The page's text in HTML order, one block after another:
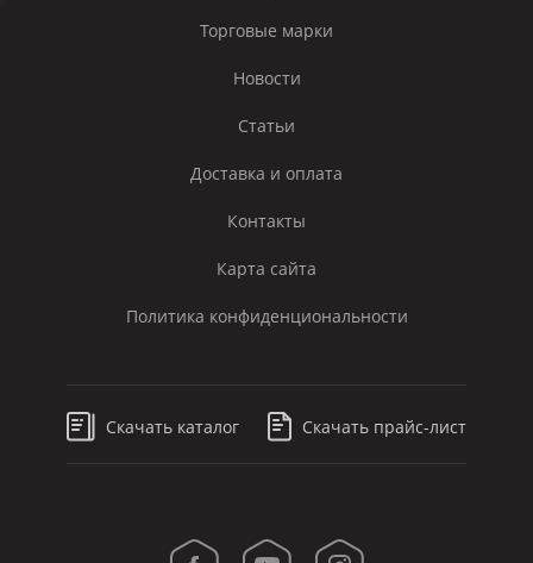
Торговые марки
Новости
Статьи
Доставка и оплата
Контакты
Карта сайта
Политика конфиденциональности
Скачать каталог Скачать прайс-лист